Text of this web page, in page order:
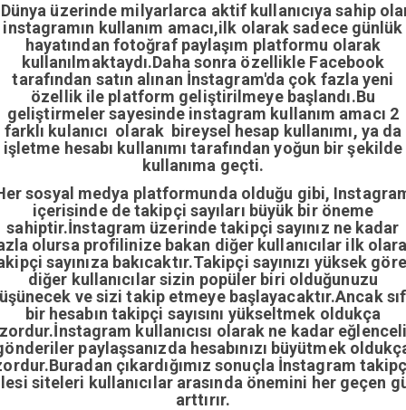
üzerinde milyarlarca aktif kullanıcıya sahip
instagramın kullanım amacı,ilk olarak sadece günlük
hayatından fotoğraf paylaşım platformu olarak
kullanılmaktaydı.Daha sonra özellikle Facebook
tarafından satın alınan İnstagram'da çok fazla yeni
özellik ile platform geliştirilmeye başlandı.Bu
geliştirmeler sayesinde instagram kullanım amacı 2
farklı kulanıcı olarak bireysel hesap kullanımı, ya da
işletme hesabı kullanımı tarafından yoğun bir şekilde
kullanıma geçti.
sosyal medya platformunda olduğu gibi,
içerisinde de takipçi sayıları büyük bir öneme
sahiptir.İnstagram üzerinde takipçi sayınız ne kadar
olursa profilinize bakan diğer kullanıcılar ilk
sayınıza bakıcaktır.Takipçi sayınızı yüksek
diğer kullanıcılar sizin popüler biri olduğunuzu
ve sizi takip etmeye başlayacaktır.Ancak
bir hesabın takipçi sayısını yükseltmek oldukça
kullanıcısı olarak ne kadar
paylaşsanızda hesabınızı büyütmek
çıkardığımız sonuçla İnstagram
siteleri kullanıcılar arasında önemini her geçen
arttırır.